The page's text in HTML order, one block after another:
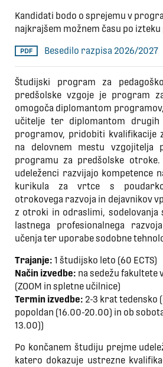
Kandidati bodo o sprejemu v
najkrajšem možnem času po
Besedilo razpisa 2026/2027
Študijski program za
predšolske vzgoje je program
omogoča diplomantom
učitelje ter diplomantom
programov, pridobiti kvalifikacije
na delovnem mestu vzgojitelja
programu za predšolske
udeleženci razvijajo kompetence
kurikula za vrtce s
otrokovega razvoja in dejavnikov
z otroki in odraslimi, sodelovanja
lastnega profesionalnega
učenja ter uporabe sodobne
Trajanje: 1 študijsko leto (60 ECTS)
Način izvedbe: na sedežu fakultete
(ZOOM in spletne učilnice)
Termin izvedbe: 2-3 krat tedensko
popoldan (16.00-20.00) in ob
13.00))
Po končanem študiju prejme
katero dokazuje ustrezne